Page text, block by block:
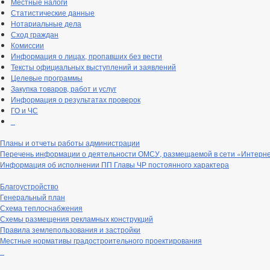
Статистические данные
Нотариальные дела
Сход граждан
Комиссии
Информация о лицах, пропавших без вести
Тексты официальных выступлений и заявлений
Целевые программы
Закупка товаров, работ и услуг
Информация о результатах проверок
ГО и ЧС
Планы и отчеты работы администрации
Перечень информации о деятельности ОМСУ, размещаемой в сети
Информация об исполнении ПП Главы ЧР постоянного характера
Благоустройство
Генеральный план
Схема теплоснабжения
Схемы размещения рекламных конструкций
Правила землепользования и застройки
Местные нормативы градостроительного проектирования